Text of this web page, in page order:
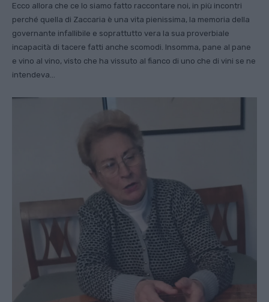
Ecco allora che ce lo siamo fatto raccon­tare noi, in più incontri
perché quella di Zaccaria è una vita pienissima, la memo­ria della
governante infallibile e soprat­tutto vera la sua proverbiale
incapacità di tacere fatti anche scomodi. Insomma, pane al pane
e vino al vino, visto che ha vissuto al fianco di uno che di vini se ne
intendeva…